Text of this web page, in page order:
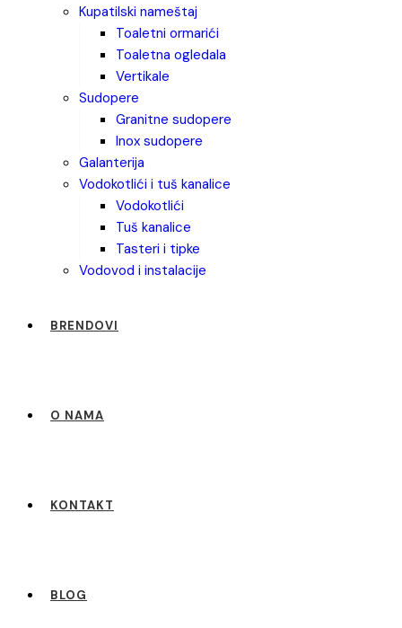
kupatilski nameštaj
toaletni ormarići
toaletna ogledala
vertikale
sudopere
granitne sudopere
inox sudopere
galanterija
vodokotlići i tuš kanalice
vodokotlići
tuš kanalice
tasteri i tipke
vodovod i instalacije
BRENDOVI
O NAMA
KONTAKT
BLOG